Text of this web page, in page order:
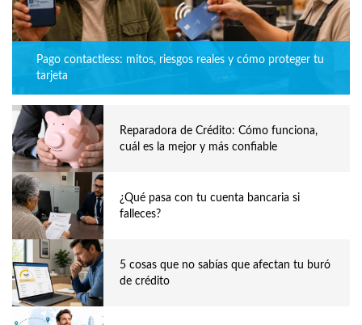
Pago contactless: mitos, riesgos reales y cómo proteger tu
tarjeta
Reparadora de Crédito: Cómo funciona,
cuál es la mejor y más confiable
¿Qué pasa con tu cuenta bancaria si
falleces?
5 cosas que no sabías que afectan tu buró
de crédito